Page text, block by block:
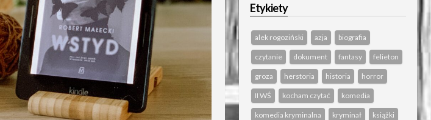
Etykiety
alek rogoziński azja biografia
czytanie dokument fantasy felieton
groza herstoria historia horror
II WŚ kocham czytać komedia
komedia kryminalna kryminał książki